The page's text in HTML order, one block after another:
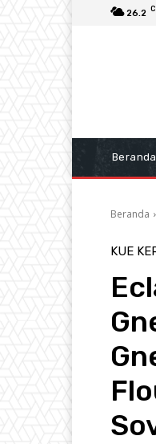
26.2 C
Beranda
Beranda
KUE